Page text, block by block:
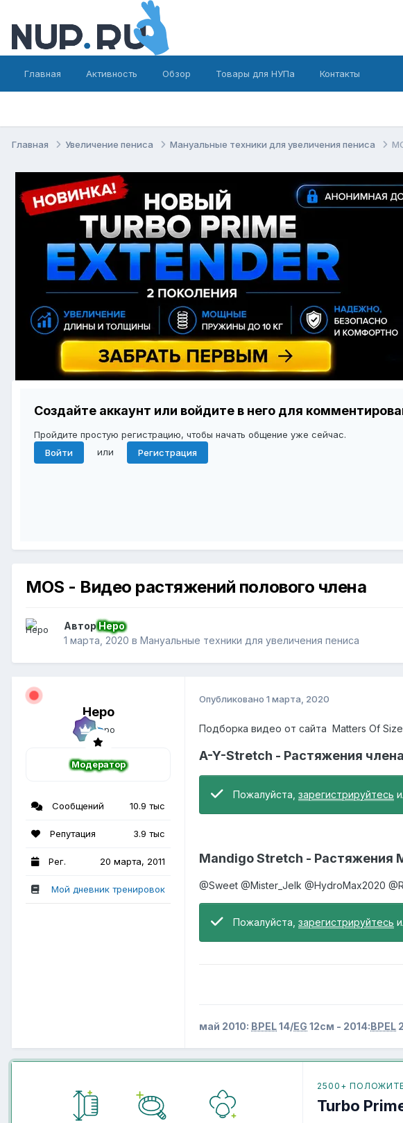
Главная Активность Обзор Товары для НУПа Контакты
Главная Увеличение пениса Мануальные техники для увеличения пениса
Создайте аккаунт или войдите в него для
Пройдите простую регистрацию, чтобы начать общение уже сейчас.
Войти
или Регистрация
MOS - Видео растяжений полового члена
АвторНеро
1 марта, 2020 в Мануальные техники для увеличения пениса
Неро
Модератор
Сообщений 10.9 тыс
Репутация 3.9 тыс
Рег. 20 марта, 2011
Мой дневник тренировок
Опубликовано 1 марта, 2020
Подборка видео от сайта Matters Of
A-Y-Stretch - Растяжения
Пожалуйста, зарегистрируйтесь
Mandigo Stretch - Растяжения
@Sweet @Mister_Jelk @HydroMax2020
Пожалуйста, зарегистрируйтесь
май 2010: BPEL14/EG 12см - 2014:BPEL
2500+
Turbo